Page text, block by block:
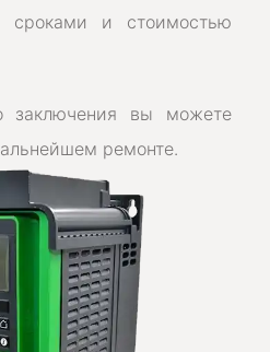
сроками и стоимостью
заключения вы можете
ремонте.